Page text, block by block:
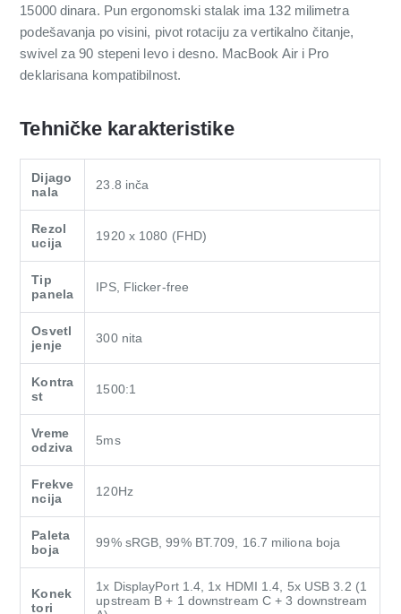
15000 dinara. Pun ergonomski stalak ima 132 milimetra
podešavanja po visini, pivot rotaciju za vertikalno čitanje,
swivel za 90 stepeni levo i desno. MacBook Air i Pro
deklarisana kompatibilnost.
Tehničke karakteristike
Dijago
nala
23.8 inča
Rezol
ucija
1920 x 1080 (FHD)
Tip
panela
IPS, Flicker-free
Osvetl
jenje
300 nita
Kontra
st
1500:1
Vreme
odziva
5ms
Frekve
ncija
120Hz
Paleta
boja
99% sRGB, 99% BT.709, 16.7 miliona boja
Konek
tori
1x DisplayPort 1.4, 1x HDMI 1.4, 5x USB 3.2 (1
upstream B + 1 downstream C + 3 downstream